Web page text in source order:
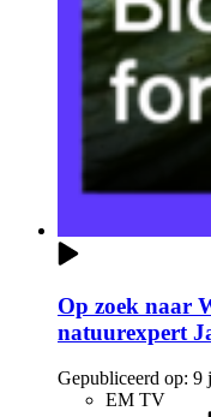
Op zoek naar
natuurexpert
Gepubliceerd op: 9
EM TV